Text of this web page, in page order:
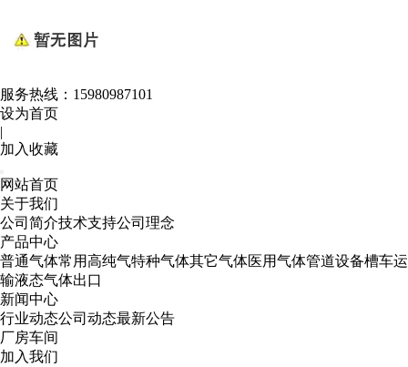
服务热线： 15980987101
设为首页
|
加入收藏
网站首页
关于我们
公司简介技术支持公司理念
产品中心
普通气体常用高纯气特种气体其它气体医用气体管道设备槽车运
输液态气体出口
新闻中心
行业动态公司动态最新公告
厂房车间
加入我们